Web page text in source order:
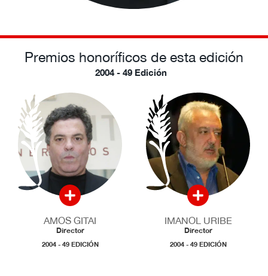
Premios honoríficos de esta edición
2004 - 49 Edición
AMOS GITAI
Director
2004 - 49 EDICIÓN
IMANOL URIBE
Director
2004 - 49 EDICIÓN